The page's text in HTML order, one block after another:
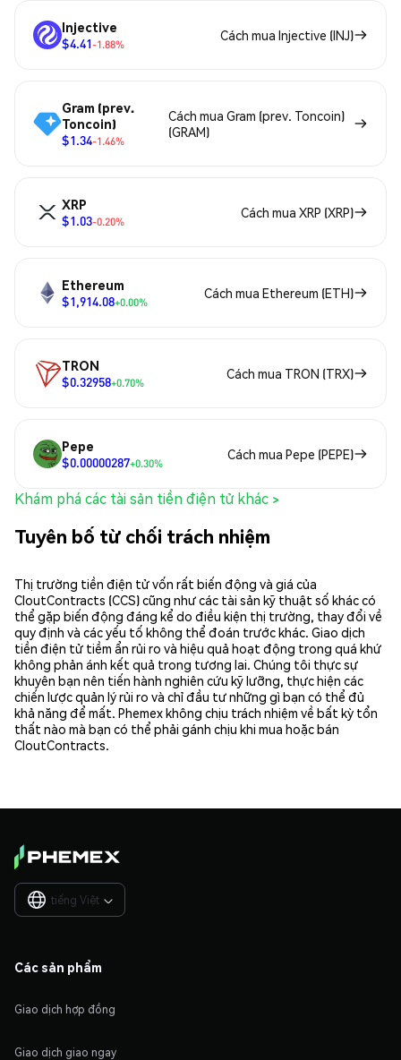
Injective
$4.41-1.88%
Cách mua Injective (INJ)
Gram (prev.
Toncoin)
$1.34-1.46%
Cách mua Gram (prev. Toncoin)
(GRAM)
XRP
$1.03-0.20%
Cách mua XRP (XRP)
Ethereum
$1,914.08+0.00%
Cách mua Ethereum (ETH)
TRON
$0.32958+0.70%
Cách mua TRON (TRX)
Pepe
$0.00000287+0.30%
Cách mua Pepe (PEPE)
Khám phá các tài sản tiền điện tử khác >
Tuyên bố từ chối trách nhiệm
Thị trường tiền điện tử vốn rất biến động và giá của
CloutContracts (CCS) cũng như các tài sản kỹ thuật số khác có
thể gặp biến động đáng kể do điều kiện thị trường, thay đổi về
quy định và các yếu tố không thể đoán trước khác. Giao dịch
tiền điện tử tiềm ẩn rủi ro và hiệu quả hoạt động trong quá khứ
không phản ánh kết quả trong tương lai. Chúng tôi thực sự
khuyên bạn nên tiến hành nghiên cứu kỹ lưỡng, thực hiện các
chiến lược quản lý rủi ro và chỉ đầu tư những gì bạn có thể đủ
khả năng để mất. Phemex không chịu trách nhiệm về bất kỳ tổn
thất nào mà bạn có thể phải gánh chịu khi mua hoặc bán
CloutContracts.
tiếng Việt 
Các sản phẩm
Giao dịch hợp đồng
Giao dịch giao ngay